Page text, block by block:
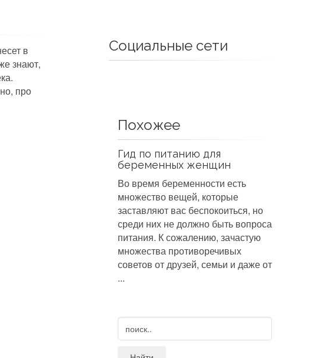
в
знают,
про
Социальные сети
Похожее
Гид по питанию для
беременных женщин
Во время беременности есть
множество вещей, которые
заставляют вас беспокоиться, но
среди них не должно быть вопроса
питания. К сожалению, зачастую
множества противоречивых
советов от друзей, семьи и даже от
...